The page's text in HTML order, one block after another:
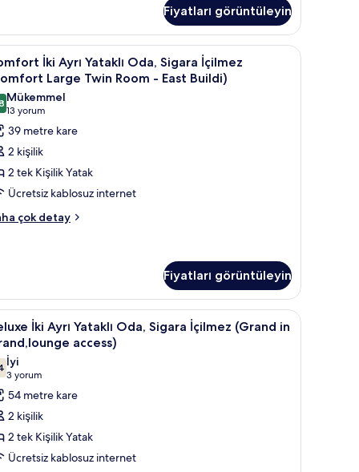
Fiyatları görüntüleyin
ücretsiz kablosuz İnternet
kablosuz İnternet Kuştüyü yorgan, güneşlik/perde, ücretsiz
4
İki Ayrı Yataklı Oda, Sigara İçilmez
Large Twin Room - East Buildi)
/ 10
Mükemmel
13 yorum
(13
yorum)
39 metre kare
2 kişilik
2 tek Kişilik Yatak
Ücretsiz kablosuz internet
çok detay
Fiyatları görüntüleyin
kablosuz İnternet
İçilmez (Grand in Grand,lounge access) | Kuştüyü yorgan, güneşlik/perde,
Deluxe İki Ayrı Yataklı Oda, Sigara İçilmez
6
İki Ayrı Yataklı Oda, Sigara İçilmez (Grand in
access)
/ 10
İyi
3 yorum
(3
yorum)
54 metre kare
2 kişilik
2 tek Kişilik Yatak
Ücretsiz kablosuz internet